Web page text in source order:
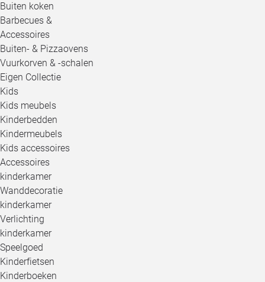
Buiten koken
Barbecues &
Accessoires
Buiten- & Pizzaovens
Vuurkorven & -schalen
Eigen Collectie
Kids
Kids meubels
Kinderbedden
Kindermeubels
Kids accessoires
Accessoires
kinderkamer
Wanddecoratie
kinderkamer
Verlichting
kinderkamer
Speelgoed
Kinderfietsen
Kinderboeken